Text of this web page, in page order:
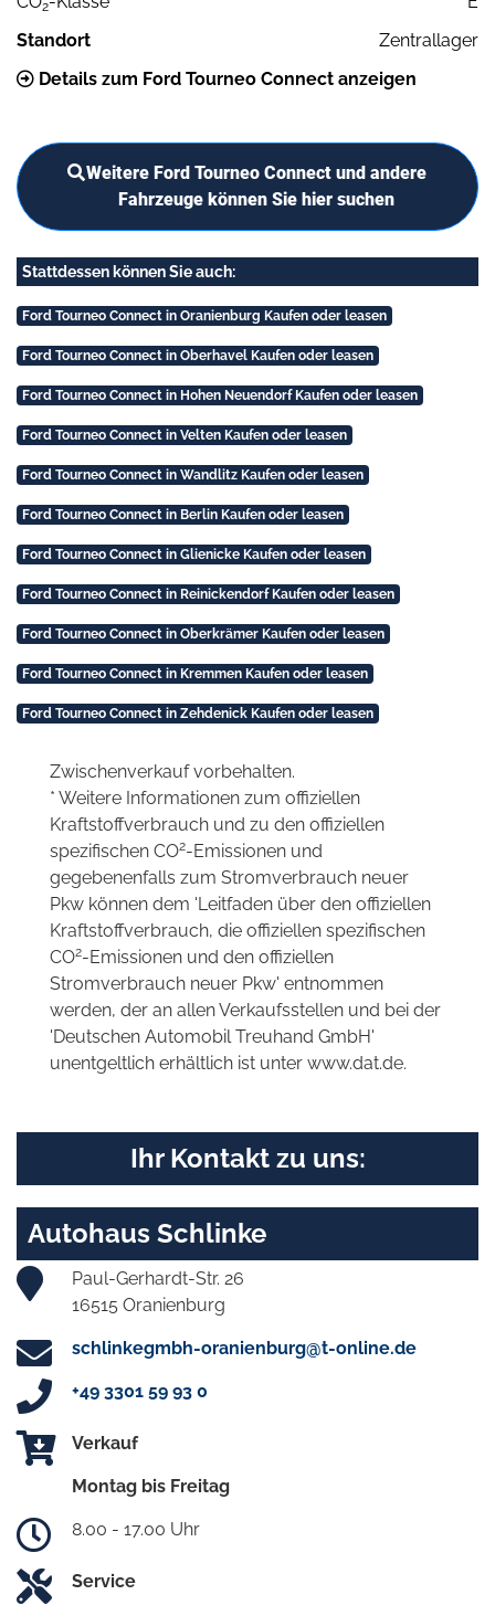
2
Standort
Zentrallager
Details zum Ford Tourneo Connect anzeigen
Weitere Ford Tourneo Connect und andere
Fahrzeuge können Sie hier suchen
Stattdessen können Sie auch:
Ford Tourneo Connect in Oranienburg Kaufen oder leasen
Ford Tourneo Connect in Oberhavel Kaufen oder leasen
Ford Tourneo Connect in Hohen Neuendorf Kaufen oder leasen
Ford Tourneo Connect in Velten Kaufen oder leasen
Ford Tourneo Connect in Wandlitz Kaufen oder leasen
Ford Tourneo Connect in Berlin Kaufen oder leasen
Ford Tourneo Connect in Glienicke Kaufen oder leasen
Ford Tourneo Connect in Reinickendorf Kaufen oder leasen
Ford Tourneo Connect in Oberkrämer Kaufen oder leasen
Ford Tourneo Connect in Kremmen Kaufen oder leasen
Ford Tourneo Connect in Zehdenick Kaufen oder leasen
Zwischenverkauf vorbehalten.
* Weitere Informationen zum offiziellen
Kraftstoffverbrauch und zu den offiziellen
spezifischen CO2-Emissionen und
gegebenenfalls zum Stromverbrauch neuer
Pkw können dem 'Leitfaden über den offiziellen
Kraftstoffverbrauch, die offiziellen spezifischen
CO2-Emissionen und den offiziellen
Stromverbrauch neuer Pkw' entnommen
werden, der an allen Verkaufsstellen und bei der
'Deutschen Automobil Treuhand GmbH'
unentgeltlich erhältlich ist unter www.dat.de.
Ihr Kontakt zu uns:
Autohaus Schlinke
Paul-Gerhardt-Str. 26
16515 Oranienburg
schlinkegmbh-oranienburg@t-online.de
+49 3301 59 93 0
Verkauf
Montag bis Freitag
8.00 - 17.00 Uhr
Service